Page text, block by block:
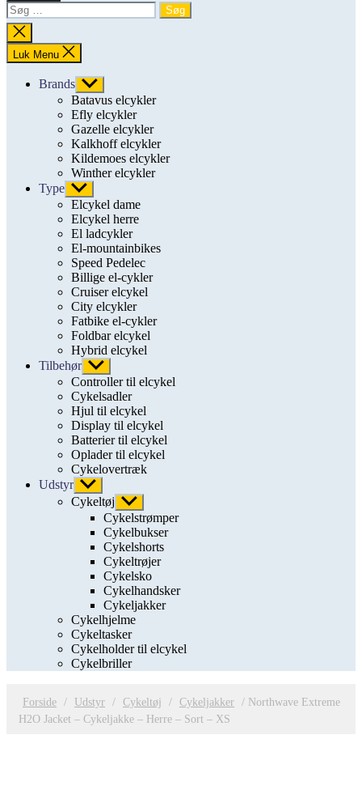
Søg
efter:
Luk
søgning
Luk Menu
Brands Vis
undermenu
Batavus elcykler
Efly elcykler
Gazelle elcykler
Kalkhoff elcykler
Kildemoes elcykler
Winther elcykler
Type Vis
undermenu
Elcykel dame
Elcykel herre
El ladcykler
El-mountainbikes
Speed Pedelec
Billige el-cykler
Cruiser elcykel
City elcykler
Fatbike el-cykler
Foldbar elcykel
Hybrid elcykel
Tilbehør Vis
undermenu
Controller til elcykel
Cykelsadler
Hjul til elcykel
Display til elcykel
Batterier til elcykel
Oplader til elcykel
Cykelovertræk
Udstyr Vis
undermenu
Cykeltøj Vis
undermenu
Cykelstrømper
Cykelbukser
Cykelshorts
Cykeltrøjer
Cykelsko
Cykelhandsker
Cykeljakker
Cykelhjelme
Cykeltasker
Cykelholder til elcykel
Cykelbriller
Forside / Udstyr / Cykeltøj / Cykeljakker / Northwave Extreme
H2O Jacket – Cykeljakke – Herre – Sort – XS